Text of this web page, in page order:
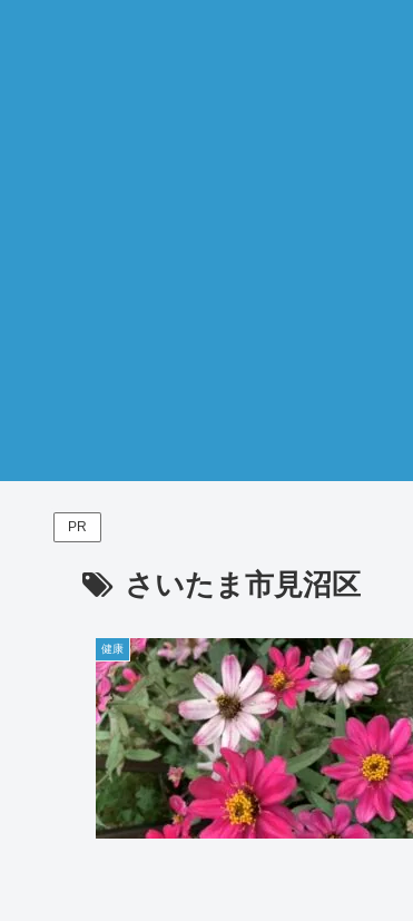
PR
さいたま市見沼区
健康